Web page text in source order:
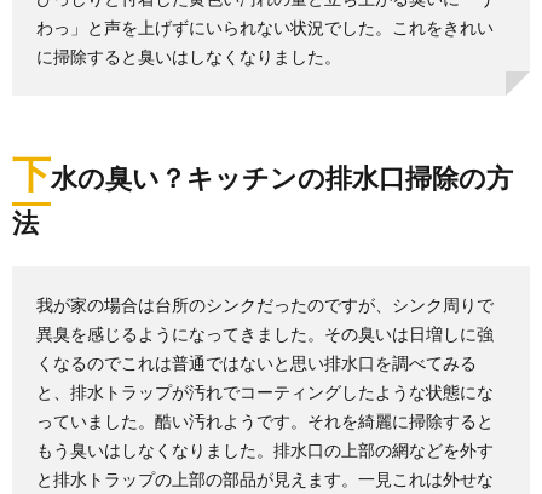
掃除しても発生するほこり。毎日イライラ
日毎日アチラコチラに発生するのでしょうか？ 部...
家族が多いと洋服も増えてしまいますが、クローゼッ
トがあっても収納ケースを使っていてもうまく収納で
きな...
パソコンの掃除について。ホコリ取り方法
や注意点
パソコンの掃除をしよう！ パソコンは内部の熱を逃す
のに『ファン』が回っています。 その『...
わっ」と声を上げずにいられない状況でした。これをきれい
に掃除すると臭いはしなくなりました。
下水の臭い？キッチンの排水口掃除の方
法
我が家の場合は台所のシンクだったのですが、シンク周りで
異臭を感じるようになってきました。その臭いは日増しに強
くなるのでこれは普通ではないと思い排水口を調べてみる
と、排水トラップが汚れでコーティングしたような状態にな
っていました。酷い汚れようです。それを綺麗に掃除すると
もう臭いはしなくなりました。排水口の上部の網などを外す
と排水トラップの上部の部品が見えます。一見これは外せな